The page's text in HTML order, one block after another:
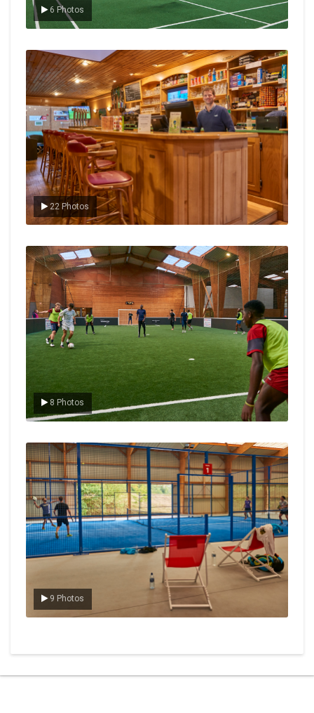
6 Photos
22 Photos
Le Club
8 Photos
Le foot en salle
9 Photos
Le padel